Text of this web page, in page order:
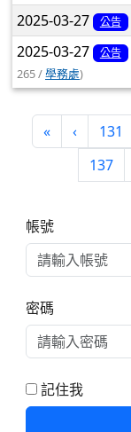
2025-03-27 公告
2025-03-27 公告
265 /學務處)
«第一頁
‹上一頁
131
137
帳號
密碼
記住我